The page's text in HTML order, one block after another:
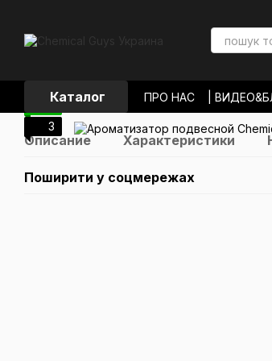
Каталог ПРО НАС |
ЛОКАЦИИ
ОБМЕН И ВОЗВРАТ
ОТЗЫВЫ О
3
3
Описание Характеристики
Поширити у соцмережах